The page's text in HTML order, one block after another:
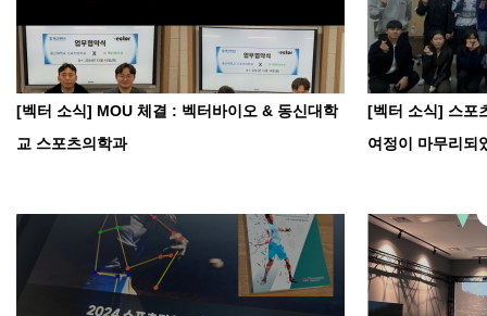
[벡터 소식] MOU 체결 : 벡터바이오 & 동신대학
교 스포츠의학과
[벡터 소식] 스포
여정이 마무리되